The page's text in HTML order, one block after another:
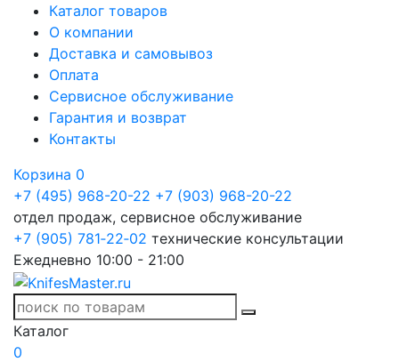
Каталог товаров
О компании
Доставка и самовывоз
Оплата
Сервисное обслуживание
Гарантия и возврат
Контакты
Корзина 0
+7 (495) 968-20-22 +7 (903) 968-20-22
отдел продаж, сервисное обслуживание
+7 (905) 781‑22‑02 технические консультации
Ежедневно 10:00 - 21:00
Каталог
0